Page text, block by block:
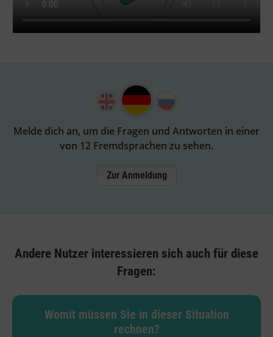
Melde dich an, um die Fragen und Antworten in einer
von 12 Fremdsprachen zu sehen.
Zur Anmeldung
Andere Nutzer interessieren sich auch für diese
Fragen:
Womit müssen Sie in dieser Situation
rechnen?